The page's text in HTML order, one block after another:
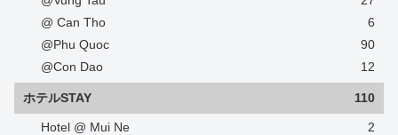
@ Can Tho
6
@Phu Quoc
90
@Con Dao
12
ホテルSTAY 110
Hotel @ Mui Ne
2